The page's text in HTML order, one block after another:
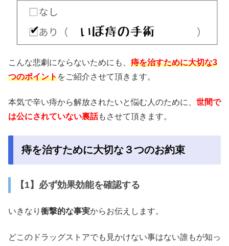
こんな悲劇にならないためにも、 痔を治すために大切な3
つのポイントをご紹介させて頂きます。
本気で辛い痔から解放されたいと悩む人のために、 世間で
は公にされていない裏話もさせて頂きます。
痔を治すために大切な３つのお約束
【1】必ず効果効能を確認する
いきなり 衝撃的な事実からお伝えします。
どこのドラッグストアでも見かけない事はない誰もが知っ